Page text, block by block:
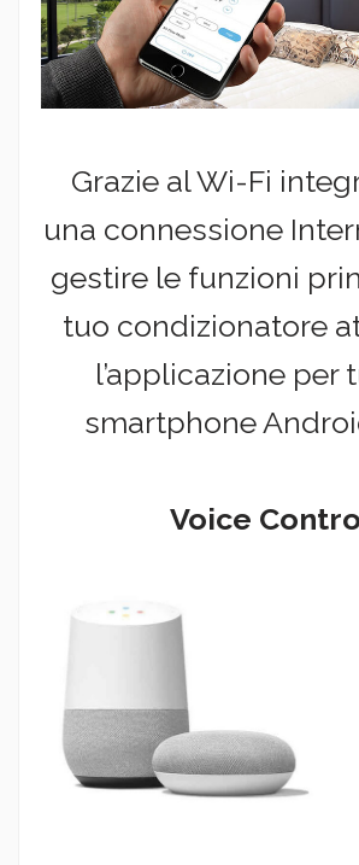
Grazie al Wi-Fi
una connessione
gestire le funzioni
tuo condizionatore
l’applicazione per
smartphone
Voice